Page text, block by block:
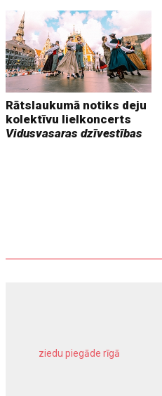
Rātslaukumā notiks deju
kolektīvu lielkoncerts
Vidusvasaras dzīvestības
ziedu piegāde rīgā